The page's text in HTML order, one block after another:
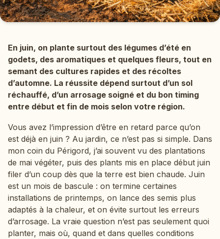
En juin, on plante surtout des légumes d’été en
godets, des aromatiques et quelques fleurs, tout en
semant des cultures rapides et des récoltes
d’automne. La réussite dépend surtout d’un sol
réchauffé, d’un arrosage soigné et du bon timing
entre début et fin de mois selon votre région.
Vous avez l’impression d’être en retard parce qu’on
est déjà en juin ? Au jardin, ce n’est pas si simple. Dans
mon coin du Périgord, j’ai souvent vu des plantations
de mai végéter, puis des plants mis en place début juin
filer d’un coup dès que la terre est bien chaude. Juin
est un mois de bascule : on termine certaines
installations de printemps, on lance des semis plus
adaptés à la chaleur, et on évite surtout les erreurs
d’arrosage. La vraie question n’est pas seulement quoi
planter, mais où, quand et dans quelles conditions